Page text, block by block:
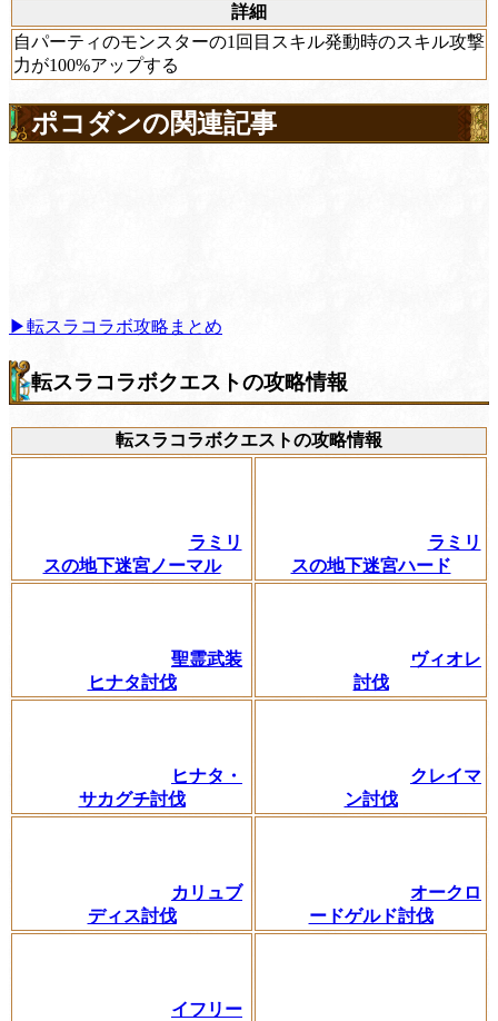
詳細
自パーティのモンスターの1回目スキル発動時のスキル攻撃
力が100%アップする
ポコダンの関連記事
▶転スラコラボ攻略まとめ
転スラコラボクエストの攻略情報
転スラコラボクエストの攻略情報
ラミリ
スの地下迷宮ノーマル
ラミリ
スの地下迷宮ハード
聖霊武装
ヒナタ討伐
ヴィオレ
討伐
ヒナタ・
サカグチ討伐
クレイマ
ン討伐
カリュブ
ディス討伐
オークロ
ードゲルド討伐
イフリー